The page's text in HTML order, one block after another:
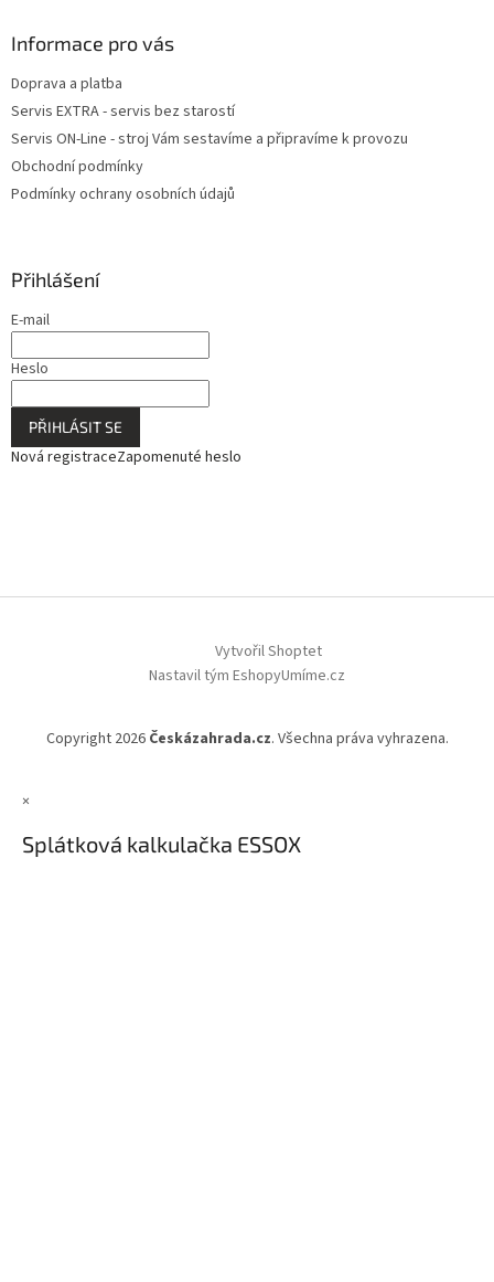
Informace pro vás
Doprava a platba
Servis EXTRA - servis bez starostí
Servis ON-Line - stroj Vám sestavíme a připravíme k provozu
Obchodní podmínky
Podmínky ochrany osobních údajů
Přihlášení
E-mail
Heslo
PŘIHLÁSIT SE
Nová registraceZapomenuté heslo
Vytvořil Shoptet
Nastavil tým EshopyUmíme.cz
Copyright 2026 Českázahrada.cz. Všechna práva vyhrazena.
×
Splátková kalkulačka ESSOX